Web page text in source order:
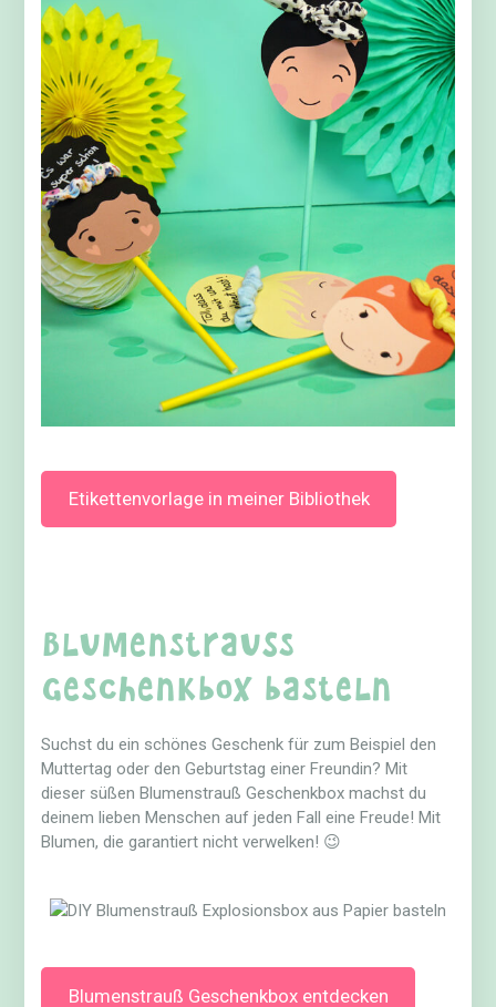
Etikettenvorlage in meiner Bibliothek
Blumenstrauß
Geschenkbox basteln
Suchst du ein schönes Geschenk für zum Beispiel den
Muttertag oder den Geburtstag einer Freundin? Mit
dieser süßen Blumenstrauß Geschenkbox machst du
deinem lieben Menschen auf jeden Fall eine Freude! Mit
Blumen, die garantiert nicht verwelken! 😉
Blumenstrauß Geschenkbox entdecken